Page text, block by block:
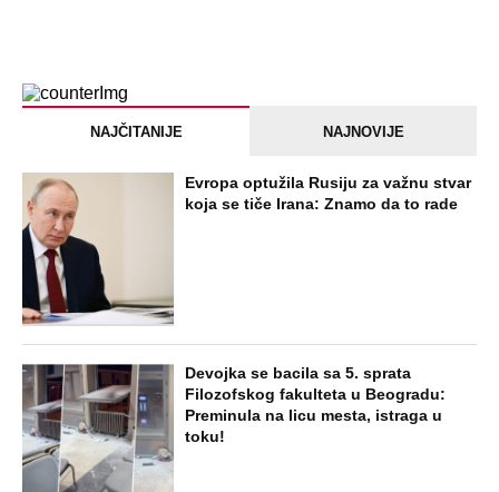
NAJČITANIJE NAJNOVIJE
Evropa optužila Rusiju za važnu stvar
koja se tiče Irana: Znamo da to rade
Devojka se bacila sa 5. sprata
Filozofskog fakulteta u Beogradu:
Preminula na licu mesta, istraga u
toku!